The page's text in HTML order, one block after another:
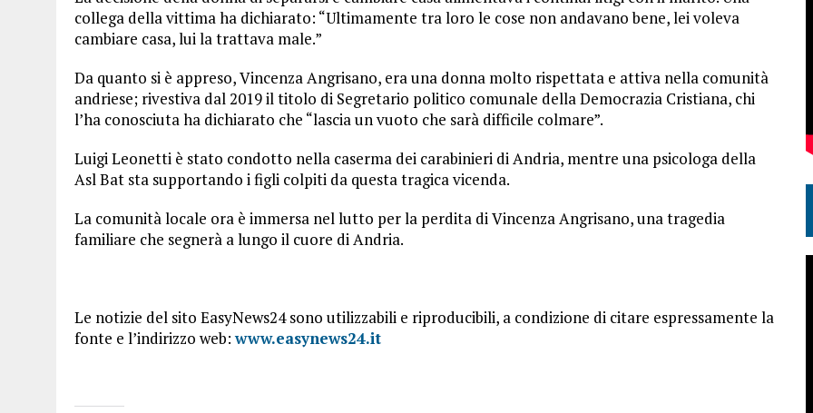
collega della vittima ha dichiarato: “Ultimamente tra loro le cose non andavano bene, lei voleva
cambiare casa, lui la trattava male.”
Da quanto si è appreso, Vincenza Angrisano, era una donna molto rispettata e attiva nella comunità
andriese; rivestiva dal 2019 il titolo di Segretario politico comunale della Democrazia Cristiana, chi
l’ha conosciuta ha dichiarato che “lascia un vuoto che sarà difficile colmare”.
Luigi Leonetti è stato condotto nella caserma dei carabinieri di Andria, mentre una psicologa della
Asl Bat sta supportando i figli colpiti da questa tragica vicenda.
La comunità locale ora è immersa nel lutto per la perdita di Vincenza Angrisano, una tragedia
familiare che segnerà a lungo il cuore di Andria.
Le notizie del sito EasyNews24 sono utilizzabili e riproducibili, a condizione di citare espressamente la
fonte e l’indirizzo web:www.easynews24.it